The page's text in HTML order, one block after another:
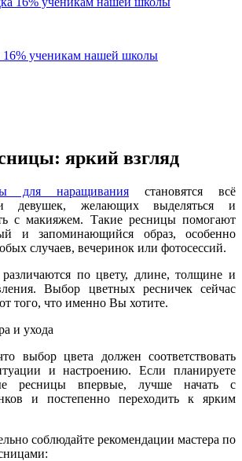
16% ученикам нашей школы
яркий взгляд
для наращивания становятся всё
девушек, желающих выделяться и
с макияжем. Такие ресницы помогают
и запоминающийся образ, особенно
случаев, вечеринок или фотосессий.
по цвету, длине, толщине и
Выбор цветных ресничек сейчас
того, что именно Вы хотите.
и ухода
выбор цвета должен соответствовать
и настроению. Если планируете
ресницы впервые, лучше начать с
и постепенно переходить к ярким
соблюдайте рекомендации мастера по